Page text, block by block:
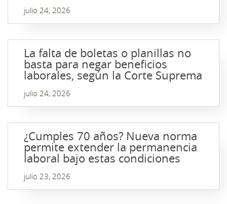
julio 24, 2026
La falta de boletas o planillas no
basta para negar beneficios
laborales, según la Corte Suprema
julio 24, 2026
¿Cumples 70 años? Nueva norma
permite extender la permanencia
laboral bajo estas condiciones
julio 23, 2026